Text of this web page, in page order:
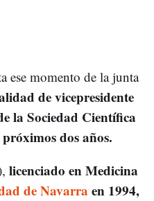
ese momento de la junta
de vicepresidente
la Sociedad Científica
dos años.
licenciado en Medicina
de Navarra en 1994,